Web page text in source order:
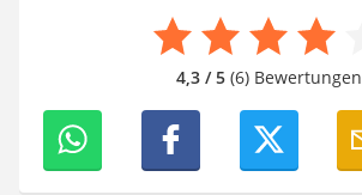
4,3 / 5(6) Bewertungen